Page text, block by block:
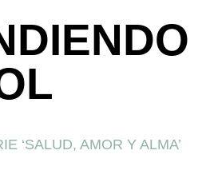
‘SALUD, AMOR Y ALMA’